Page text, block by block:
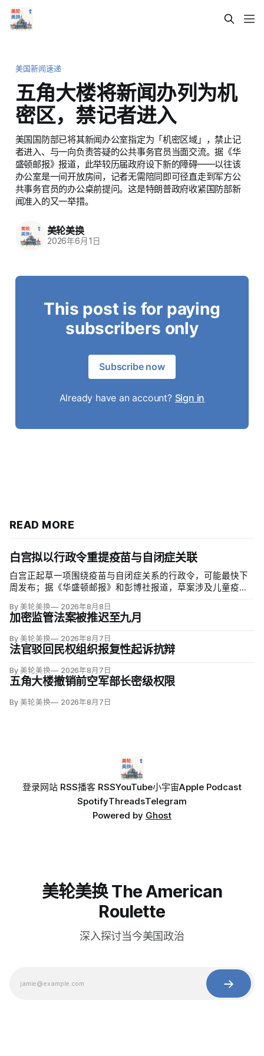
美国新闻速递
五角大楼将新闻办列为机
密区，禁记者进入
美国国防部已将其新闻办公室指定为「机密区域」，禁止记
者进入、与一向负责答疑的公共事务官员当面交流。据《华
盛顿邮报》报道，此举较历届政府设下新的障碍——以往该
办公室是一间开放房间，记者无需陪同即可径直走到军方公
共事务官员的办公桌前提问。这是特朗普政府收紧国防部新
闻准入的又一举措。
美轮美换
2026年6月1日
This post is for paying
subscribers only
Subscribe now
Already have an account? Sign in
READ MORE
白宫拟以行政令重提疫苗与自闭症关联
白宫正起草一项围绕疫苗与自闭症关系的行政令，可能最快下
周发布；据《华盛顿邮报》和彭博社报道，草案涉及儿童疫苗
项覆盖全球数百万儿童的高质量研究均未发现儿童疫苗导致自
闭症，相关说法源自一项后来撤稿的欺诈性研究，作者也被吊
销执照。
By 美轮美换 2026年8月8日
加密监管法案被推迟至九月
By 美轮美换 2026年8月7日
法官驳回民权组织报复性起诉抗辩
By 美轮美换 2026年8月7日
五角大楼撤销前空军部长密级权限
By 美轮美换 2026年8月7日
登录网站 RSS播客 RSSYouTube小宇宙Apple Podcast
SpotifyThreadsTelegram
Powered by Ghost
美轮美换 The American
Roulette
深入探讨当今美国政治